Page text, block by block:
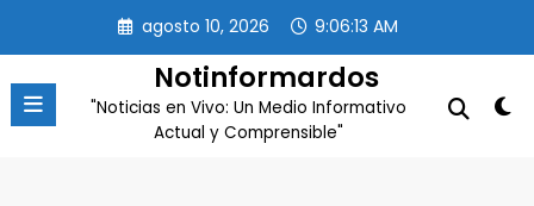
contenido
agosto 10, 2026 9:06:15 AM
Notinformardos
"Noticias en Vivo: Un Medio Informativo
Actual y Comprensible"